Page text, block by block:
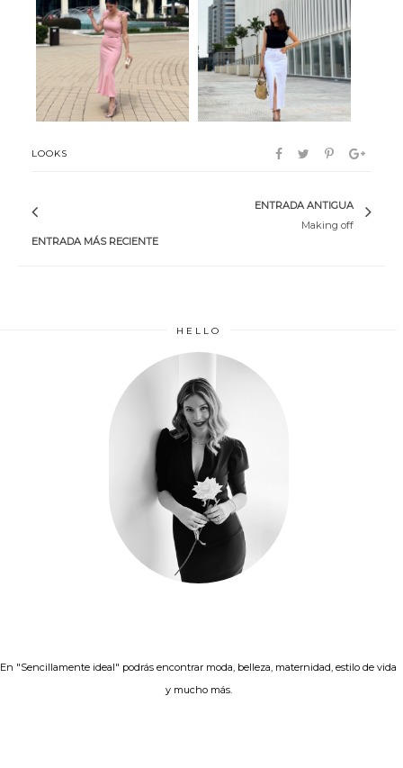
Sweet me Tendencia
LOOKS
ENTRADA MÁS RECIENTE
ENTRADA ANTIGUA
Making off
HELLO
En "Sencillamente ideal" podrás encontrar moda, belleza, maternidad, estilo de vida
y mucho más.